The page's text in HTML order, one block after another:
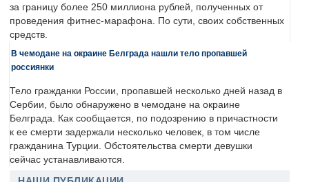
за границу более 250 миллиона рублей, полученных от
проведения фитнес-марафона. По сути, своих собственных
средств.
В чемодане на окраине Белграда нашли тело пропавшей
россиянки
Тело гражданки России, пропавшей несколько дней назад в
Сербии, было обнаружено в чемодане на окраине
Белграда. Как сообщается, по подозрению в причастности
к ее смерти задержали несколько человек, в том числе
гражданина Турции. Обстоятельства смерти девушки
сейчас устанавливаются.